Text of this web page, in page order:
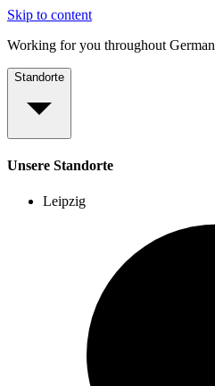
Skip to content
Working for you throughout
Standorte
Unsere Standorte
Leipzig